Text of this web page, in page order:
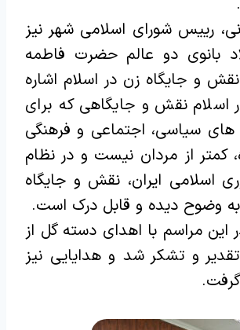
رییس شورای اسلامی شهر نیز
بانوی دو عالم حضرت فاطمه
و جایگاه زن در اسلام اشاره
اسلام نقش و جایگاهی که برای
های سیاسی، اجتماعی و فرهنگی
از مردان نیست و در نظام
اسلامی ایران، نقش و جایگاه
وضوح دیده و قابل درک است.
مراسم با اهدای دسته گل از
و تشکر شد و هدایایی نیز